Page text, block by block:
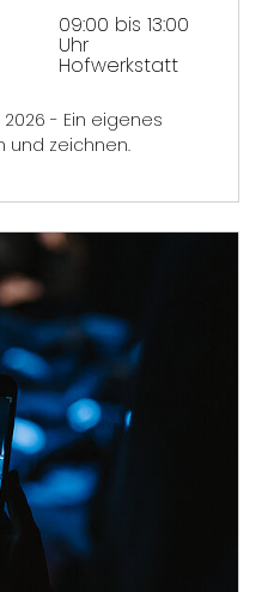
09:00 bis 13:00
Uhr
Hofwerkstatt
- Ein eigenes
und zeichnen.